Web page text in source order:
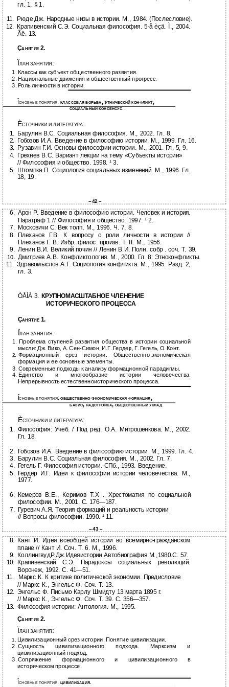
гл. 1, § 1.
11. Рюде Дж. Народные низы в истории. М., 1984. (Послесловие).
12. Крапивенский С.Э. Социальная философия.5-å èçä. Ì., 2004.
Ãë. 13.
ÇАНЯТИЕ2.
Ï ЛАН ЗАНЯТИЯ :
1. Классы как субъект общественного развития.
2. Национальные движения и общественный прогресс.
3. Роль личности в истории.
ÎСНОВНЫЕ ПОНЯТИЯ: КЛАССОВАЯ БОРЬБА,ЭТНИЧЕСКИЙ КОНФЛИКТ,
СОЦИАЛЬНЫЙ КОНСЕНСУС.
ÈСТОЧНИКИ И ЛИТЕРАТУРА:
1.
Барулин В.С. Социальная философия. М., 2002. Гл. 8.
2. Гобозов И.А. Введение в философию истории. М., 1999. Гл. 16.
3. Рузавин Г.И. Основы философии истории. М., 2001. Гл. 5, 9.
4. Грехнев В.С. Вариант лекции на тему «Субъекты истории»
// Философия и общество. 1998. ¹ 3.
5.
Штомпка П. Социология социальных изменений. М., 1996. Гл.
18, 19.
–42 –
6. Арон Р. Введение в философию истории. Человек и история.
Параграф 1 // Философия и общество. 1997. ¹ 2.
7. Московичи С. Век толп. М., 1996. Ч. 7, 8.
8.
Плеханов Г.В. К вопросу о роли личности в истории //
Плеханов Г. В. Избр. филос. произв. Т. II. М., 1956.
9. Ленин В.И. Великий почин // Ленин В.И. Полн. собр . соч. Т. 39.
10. Дмитриев А.В. Конфликтология. М., 2000. Гл. 8: Этноконфликты.
11. Здравомыслов А.Г. Социология конфликта. М., 1995. Разд. 2,
гл. 3.
ÒÅÌÀ 3. КРУПНОМАСШТАБНОЕ ЧЛЕНЕНИЕ
ИСТОРИЧЕСКОГО ПРОЦЕССА
ÇАНЯТИЕ 1.
ÏЛАН ЗАНЯТИЯ :
1. Проблема ступеней развития общества в истории социальной
мысли: Дж. Вико, А.Сен-Симон, И.Г. Гердер, Г. Гегель, О. Конт.
2. Формационный срез истории. Общественно-экономическая
формация и ее основные элементы.
3. Современные подходы к анализу формационной парадигмы.
4. Единство и многообразие истории человечества.
Непрерывность естественноисторического процесса.
ÎСНОВНЫЕ ПОНЯТИЯ:ОБЩЕСТВЕННО-ЭКОНОМИЧЕСКАЯ ФОРМАЦИЯ ,
БАЗИС,НАДСТРОЙКА,ОБЩЕСТВЕННЫЙ УКЛАД.
ÈСТОЧНИКИ И ЛИТЕРАТУРА:
1. Философия: Учеб. / Под ред. О.А. Митрошенкова. М., 2002.
Гл. 18.
2.
Гобозов И.А. Введение в философию истории. М., 1999. Гл. 4.
3. Барулин В.С. Социальная философия. М., 2002. Гл. 7.
4. Гегель Г. Философия истории. СПб., 1993. Введение.
5. Гердер И.Г. Идеи к философии истории человечества. М.,
1977.
6. Кемеров В.Е., Керимов Т.Х . Хрестоматия по социальной
философии. М., 2001. С. 176—187.
7. Гуревич А.Я. Теория формаций и реальность истории
// Вопросы философии. 1990. ¹ 11.
–43 –
8. Кант И. Идея всеобщей истории во всемирно-гражданском
плане // Кант И. Соч. Т. 6. М., 1996.
9. КоллингвудР.Дж.Идеяистории.Автобиография.М.,1980.С. 57.
10. Крапивенский С.Э. Парадоксы социальных революций.
Воронеж, 1992. С. 41—51.
11.
Маркс К. К критике политической экономии. Предисловие
// Маркс К., Энгельс Ф. Соч. Т. 13.
12. Энгельс Ф. Письмо Карлу Шмидту 13 марта 1895 г.
// Маркс К., Энгельс Ф. Соч. Т. 39. С.356—357.
13. Философия истории: Антология. М., 1995.
ÇАНЯТИЕ2.
ЛАН ЗАНЯТИЯ :
1.
Цивилизационный срез истории. Понятие цивилизации.
2. Сущность цивилизационного подхода. Марксизм и
цивилизационный подход.
3. Сопряжение формационного и цивилизационного в
историческом процессе.
СНОВНЫЕ ПОНЯТИЯ : ЦИВИЛИЗАЦИЯ .